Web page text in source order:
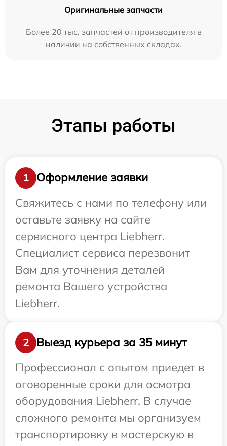
Оригинальные запчасти
Более 20 тыс. запчастей от производителя в
наличии на собственных складах.
Этапы работы
1
Оформление заявки
Свяжитесь с нами по телефону или
оставьте заявку на сайте
сервисного центра Liebherr.
Специалист сервиса перезвонит
Вам для уточнения деталей
ремонта Вашего устройства
Liebherr.
2
Выезд курьера за 35 минут
Профессионал с опытом приедет в
оговоренные сроки для осмотра
оборудования Liebherr. В случае
сложного ремонта мы организуем
транспортировку в мастерскую в